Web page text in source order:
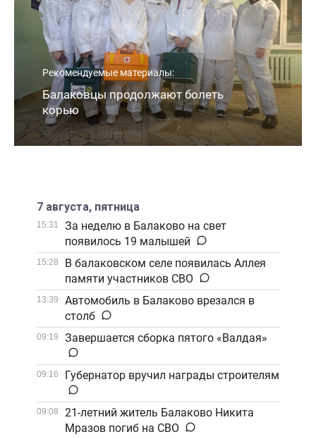
Рекомендуемые материалы:
Балаковцы продолжают болеть
корью
7 августа, пятница
15:31
За неделю в Балаково на свет
появилось 19 малышей
15:28
В балаковском селе появилась Аллея
памяти участников СВО
13:39
Автомобиль в Балаково врезался в
столб
09:19 Завершается сборка пятого «Валдая»
09:16 Губернатор вручил награды строителям
09:08
21-летний житель Балаково Никита
Мразов погиб на СВО